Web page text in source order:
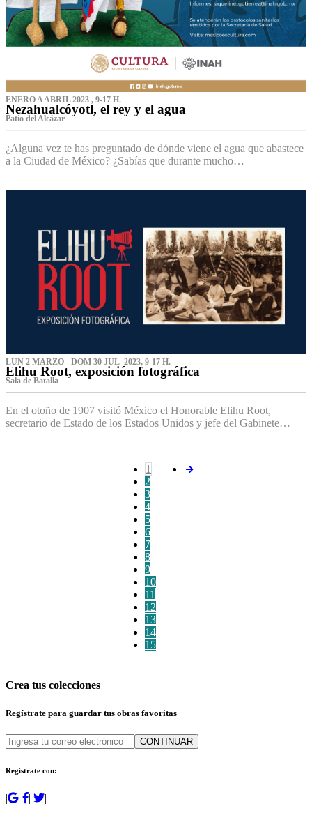
ENERO A ABRIL 2023 , 9-17 H.
Nezahualcóyotl, el rey y el agua
Patio del Alcázar
¿Alguna vez te has preguntado de dónde viene el agua que abastece
a la Ciudad de México? ¿Sabías que durante mucho…
LUN 2 MARZO - DOM 30 JUL 2023, 9-17 H.
Elihu Root, exposición fotográfica
Sala de Batalla
En el otoño de 1907 visitó México el Honorable Elihu Root,
secretario de Estado de los Estados Unidos y jefe del Gabinete…
1
2
3
4
5
6
7
8
9
10
11
12
13
14
15
Crea tus colecciones
Regístrate para guardar tus obras favoritas
CONTINUAR
Regístrate con:
| | | |